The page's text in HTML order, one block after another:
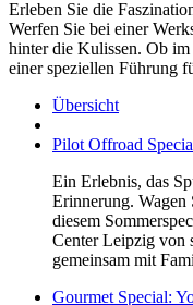
Erleben Sie die
Werfen Sie bei einer
hinter die Kulissen. Ob im
einer speziellen Führung
Übersicht
Pilot Offroad
Ein Erlebnis, das
Erinnerung.
diesem
Center Leipzig von
gemeinsam mit
Gourmet Special: